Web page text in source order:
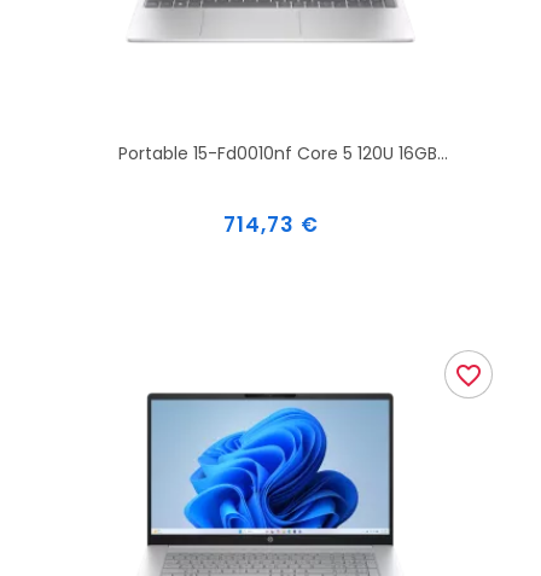
Portable 15-Fd0010nf Core 5 120U 16GB...
Prix
714,73 €
favorite_border